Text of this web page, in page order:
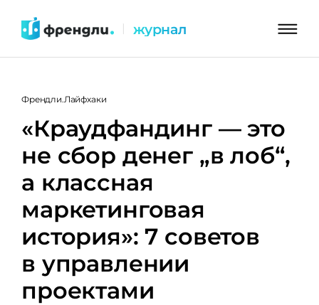
| журнал
Френдли.Лайфхаки
«Краудфандинг — это
не сбор денег „в лоб“,
а классная
маркетинговая
история»: 7 советов
в управлении
проектами